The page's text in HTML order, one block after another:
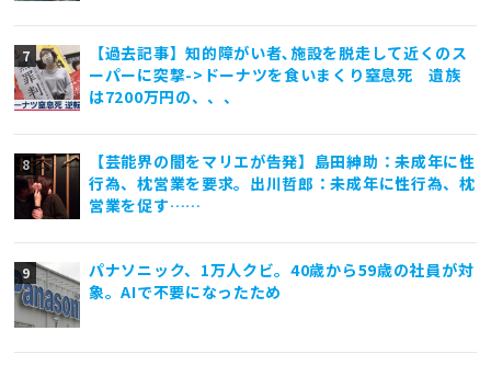
【過去記事】知的障がい者､施設を脱走して近くのス
ーパーに突撃->ドーナツを食いまくり窒息死 遺族
は7200万円の、、、
【芸能界の闇をマリエが告発】島田紳助：未成年に性
行為、枕営業を要求。出川哲郎：未成年に性行為、枕
営業を促す……
パナソニック、1万人クビ。40歳から59歳の社員が対
象。AIで不要になったため